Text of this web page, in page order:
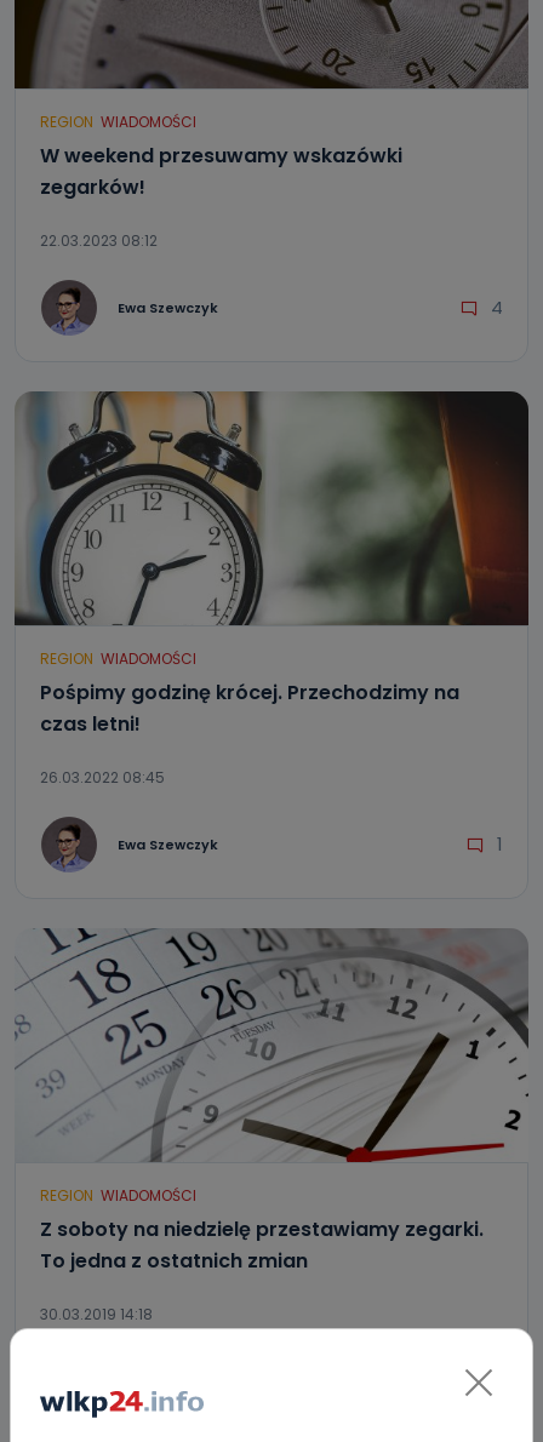
REGION WIADOMOŚCI
W weekend przesuwamy wskazówki
zegarków!
22.03.2023 08:12
Ewa Szewczyk 4
REGION WIADOMOŚCI
Pośpimy godzinę krócej. Przechodzimy na
czas letni!
26.03.2022 08:45
Ewa Szewczyk 1
REGION WIADOMOŚCI
Z soboty na niedzielę przestawiamy zegarki.
To jedna z ostatnich zmian
30.03.2019 14:18